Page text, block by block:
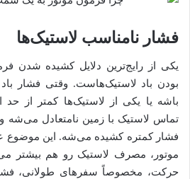
فشار نامناسب لاستیک‌ها
یکی از رایج‌ترین دلایل کشیده شدن
بودن باد لاستیک‌هاست. وقتی فشار
باشه یا یکی از لاستیک‌ها کمتر از حد
تماس لاستیک با زمین نامتعادل
فشار کمتره کشیده می‌شه. این موضوع
موتور، مصرف لاستیک رو هم بیشتر
حرکت، مخصوصاً سفرهای طولانی،